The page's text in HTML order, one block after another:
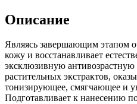
Описание
Являясь завершающим этапом
кожу и восстанавливает
эксклюзивную
растительных экстрактов,
тонизирующее, смягчающее и
Подготавливает к нанесению